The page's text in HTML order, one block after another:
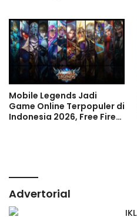
Mobile Legends Jadi
Game Online Terpopuler di
Indonesia 2026, Free Fire
Advertorial